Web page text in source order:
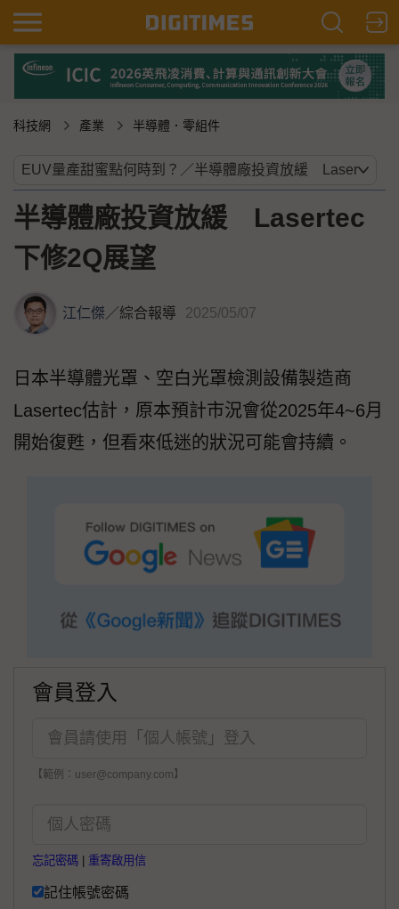
科技網 產業 半導體．零組件
半導體廠投資放緩 Lasertec
下修2Q展望
江仁傑／綜合報導 2025/05/07
日本半導體光罩、空白光罩檢測設備製造商
Lasertec估計，原本預計市況會從2025年4~6月
開始復甦，但看來低迷的狀況可能會持續。
會員登入
【範例：user@company.com】
忘記密碼 重寄啟用信
記住帳號密碼